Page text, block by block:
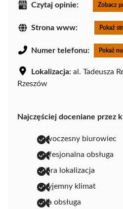
Czytaj opinie: Zobacz
Strona www: Pokaż
Numer telefonu: Pokaż
Lokalizacja: al. Tadeusza
Rzeszów
Najczęściej doceniane przez
nowoczesny biurowiec
profesjonalna obsługa
dobra lokalizacja
przyjemny klimat
miła obsługa